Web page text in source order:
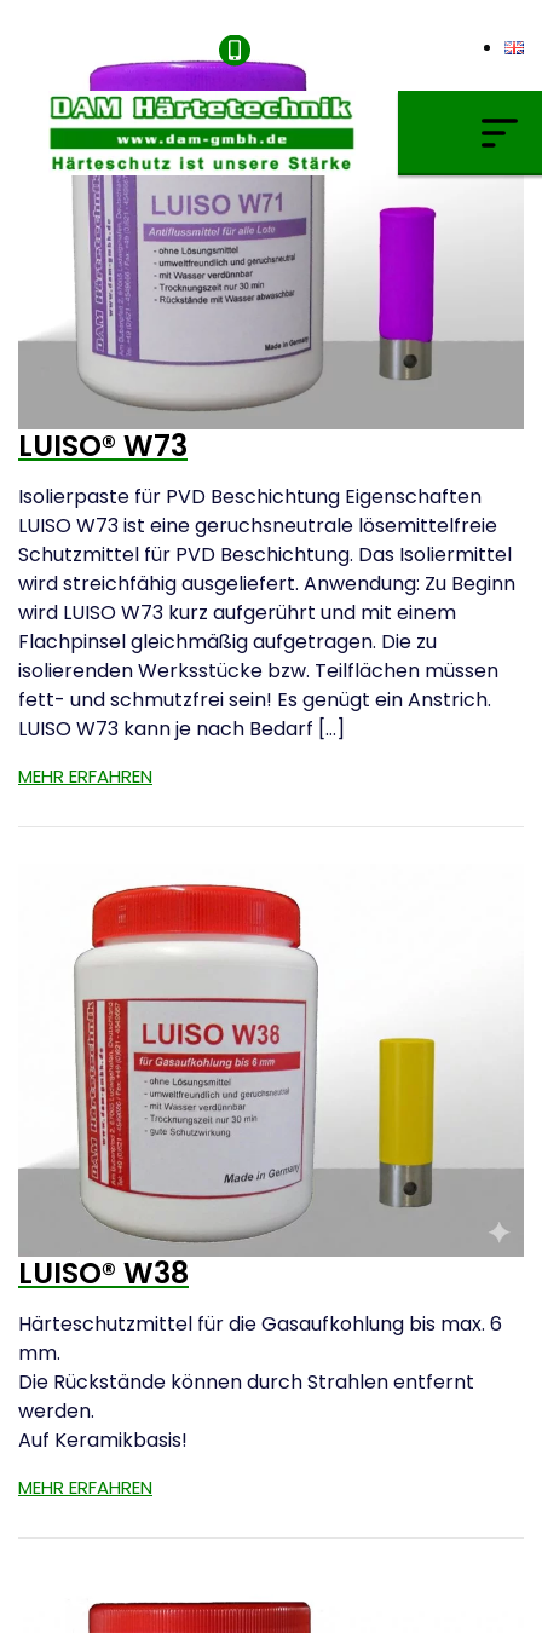
LUISO® W73
Isolierpaste für PVD Beschichtung Eigenschaften
LUISO W73 ist eine geruchsneutrale lösemittelfreie
Schutzmittel für PVD Beschichtung. Das Isoliermittel
wird streichfähig ausgeliefert. Anwendung: Zu Beginn
wird LUISO W73 kurz aufgerührt und mit einem
Flachpinsel gleichmäßig aufgetragen. Die zu
isolierenden Werksstücke bzw. Teilflächen müssen
fett- und schmutzfrei sein! Es genügt ein Anstrich.
LUISO W73 kann je nach Bedarf […]
MEHR ERFAHREN
LUISO® W38
Härteschutzmittel für die Gasaufkohlung bis max. 6
mm.
Die Rückstände können durch Strahlen entfernt
werden.
Auf Keramikbasis!
MEHR ERFAHREN
Gasaufkohlung & Granulataufkohlung
Nitrieren & Nitrocarburieren
Vakuumaufkohlung
Plasmanitrieren
Glühen & Oxidation
Hartlöten & PVD Beschichtung
Verdünner & Reiniger